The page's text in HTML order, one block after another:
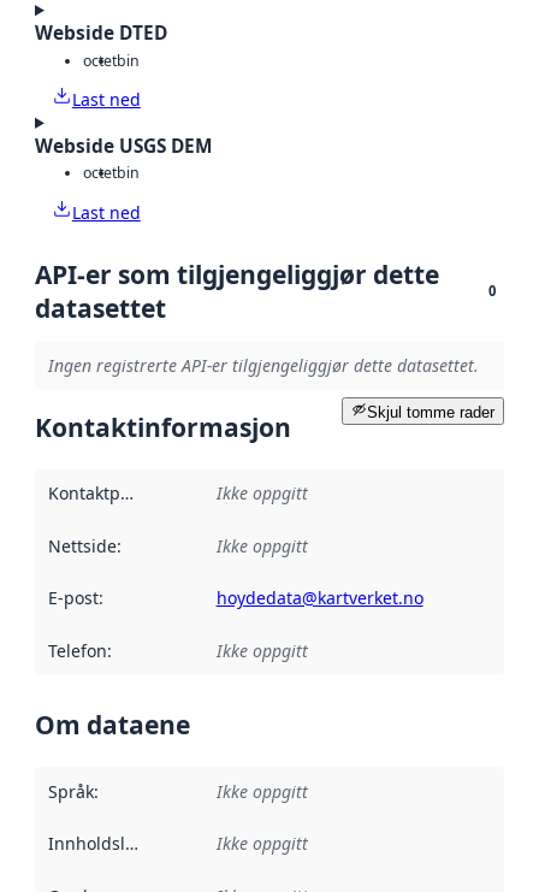
Webside DTED
octetbin
Last ned
Webside USGS DEM
octetbin
Last ned
API-er som tilgjengeliggjør dette
datasettet
0
Ingen registrerte API-er tilgjengeliggjør dette datasettet.
Skjul tomme rader
Kontaktinformasjon
Kontaktpunkt Ikke oppgitt
Nettside: Ikke oppgitt
E-post: hoydedata@kartverket.no
Telefon: Ikke oppgitt
Om dataene
Språk: Ikke oppgitt
Innholdsleverandører :
Ikke oppgitt